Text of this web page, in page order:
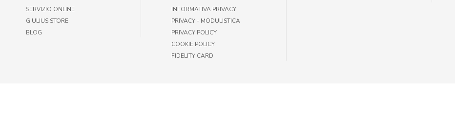
SERVIZIO ONLINE
GIULIUS STORE
BLOG
INFORMATIVA PRIVACY
PRIVACY - MODULISTICA
PRIVACY POLICY
COOKIE POLICY
FIDELITY CARD